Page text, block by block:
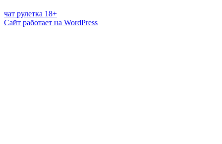
чат рулетка 18+
Сайт работает на WordPress